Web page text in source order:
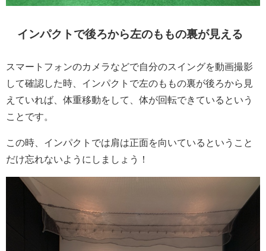
インパクトで後ろから左のももの裏が見える
スマートフォンのカメラなどで自分のスイングを動画撮影
して確認した時、インパクトで左のももの裏が後ろから見
えていれば、体重移動をして、体が回転できているという
ことです。
この時、インパクトでは肩は正面を向いているということ
だけ忘れないようにしましょう！